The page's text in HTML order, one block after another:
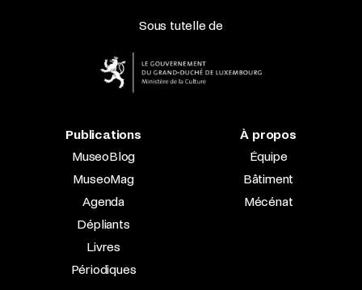
Sous tutelle de
Publications
MuseoBlog
MuseoMag
Agenda
Dépliants
Livres
Périodiques
À propos
Équipe
Bâtiment
Mécénat